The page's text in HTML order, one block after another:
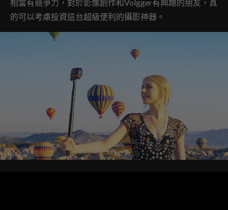
相當有競爭力，對於影像創作和Volgger有興趣的朋友，真
的可以考慮投資這台超級便利的攝影神器。